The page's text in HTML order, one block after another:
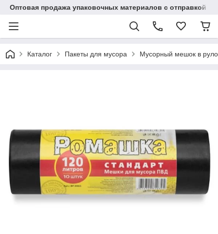
Оптовая продажа упаковочных материалов с отправкой по
Каталог Пакеты для мусора Мусорный мешок в